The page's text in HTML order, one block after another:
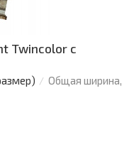
Twincolor с
Общая ширина,